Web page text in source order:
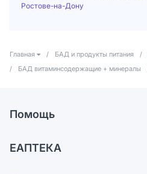
Ростове-на-Дону
Главная / БАД и продукты питания /
/
БАД витаминсодержащие + минералы
Помощь
Самовывоз из аптек
ЕАПТЕКА